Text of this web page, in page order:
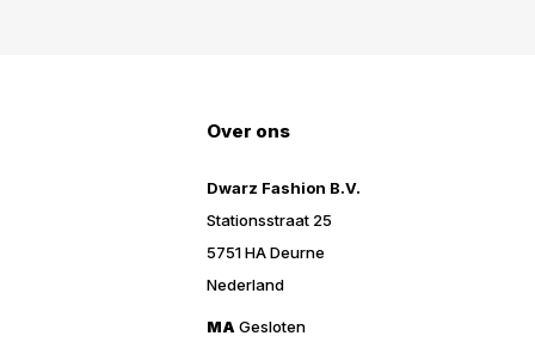
Over ons
Dwarz Fashion B.V.
Stationsstraat 25
5751 HA Deurne
Nederland
MA Gesloten